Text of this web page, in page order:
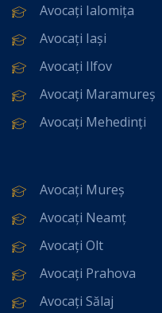
Avocați Ialomița
Avocați Iași
Avocați Ilfov
Avocați Maramureș
Avocați Mehedinți
Avocați Mureș
Avocați Neamț
Avocați Olt
Avocați Prahova
Avocați Sălaj